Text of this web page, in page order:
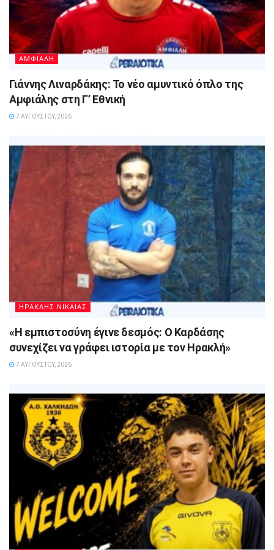
ΑΜΦΙΑΛΗ
Γιάννης Λιναρδάκης: Το νέο αμυντικό όπλο της
Αμφιάλης στη Γ’ Εθνική
7 ΑΥΓΟΎΣΤΟΥ, 2026
ΗΡΑΚΛΗΣ ΝΙΚΑΙΑΣ
«Η εμπιστοσύνη έγινε δεσμός: Ο Καρδάσης
συνεχίζει να γράφει ιστορία με τον Ηρακλή»
7 ΑΥΓΟΎΣΤΟΥ, 2026